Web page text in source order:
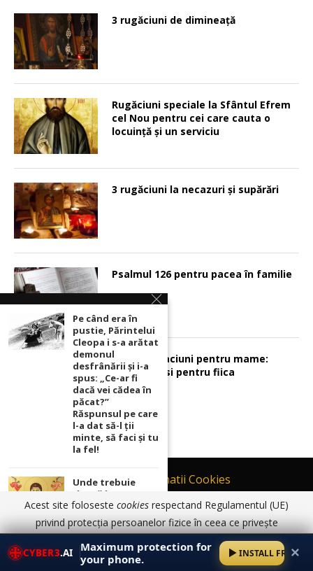
3 rugăciuni de dimineață
Rugăciuni speciale la Sfântul Efrem
cel Nou pentru cei care cauta o
locuinţă şi un serviciu
3 rugăciuni la necazuri și supărări
Psalmul 126 pentru pacea în familie
Sunt 2 rugaciuni pentru mame:
pentru fiu si pentru fiica
Contact
Informatii Cookies
Politică de Confidențialitate
TERMENI SI CONDITII DE UTILIZARE
© 2017 - 2026 Ortodoxia | Termeni și condiții de utilizare | Informatii
Cookies | Politică de Confidențialitate
CYBER3.AI Maximum protection for
your phone.
INSTALL FREE✕
Pe când era în
pustie, Părintelui
Cleopa i s-a arătat
demonul
desfrânării şi i-a
spus: „Ce-ar fi
dacă vei cădea în
păcat?”
Răspunsul pe care
l-a dat să-l ții
minte, să faci și tu
la fel!
Unde trebuie
ținută icoana cu
Maica Domnului
pentru ca
rugăciunile
noastre să prindă
putere
Acest site foloseste cookies respectand Regulamentul (UE)
privind protecția persoanelor fizice în ceea ce privește
prelucrarea datelor cu caracter personal și privind libera
circulație a acestor date.
Detalii aici